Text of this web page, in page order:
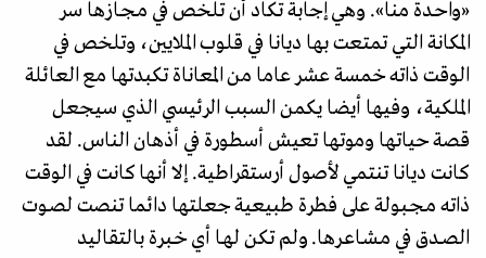
«واحـدة منا». وهي إجابة تكاد أن تلخص في مـجـازها سر
المكانة التي تمتعت بها ديانا في قلوب الملايين، وتلخص في
الوقت ذاته خمسة عشر عاما من المعاناة تكبدتها مع العائلة
الملكية، وفيها أيضا يكمن السبب الرئيسي الذي سيجعل
قصة حياتها وموتها تعيش أسطورة في أذهان الناس. لقد
كانت ديانا تنتمي لأصول أرستقراطية. إلا أنها كانت في الوقت
ذاته مـجـبـولة على فطرة طبيعية جعلتها دائما تنصت لصـوت
الصــدق في مـشـاعـرها. ولم تكن لهـا أي خـبـرة بالتقاليد